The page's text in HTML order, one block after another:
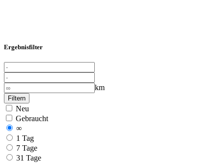
Ergebnisfilter
km
Filtern
Neu
Gebraucht
∞
1 Tag
7 Tage
31 Tage